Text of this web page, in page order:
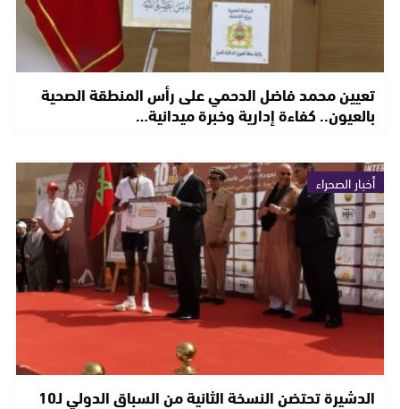
تعيين محمد فاضل الدحمي على رأس المنطقة الصحية
بالعيون.. كفاءة إدارية وخبرة ميدانية…
أخبار الصحراء
الدشيرة تحتضن النسخة الثانية من السباق الدولي لـ10